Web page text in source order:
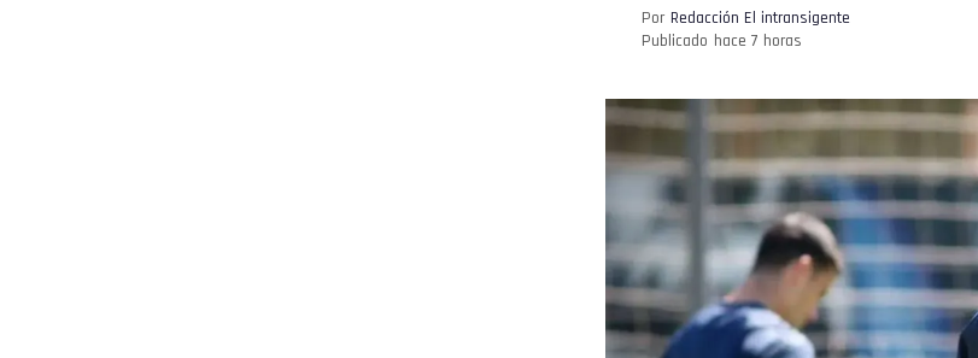
Por Redacción El intransigente
Publicado hace 7 horas